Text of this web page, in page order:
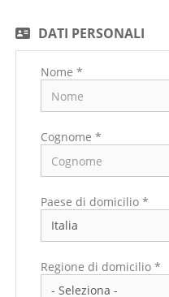
DATI PERSONALI
Nome *
Cognome *
Paese di domicilio *
Regione di domicilio *